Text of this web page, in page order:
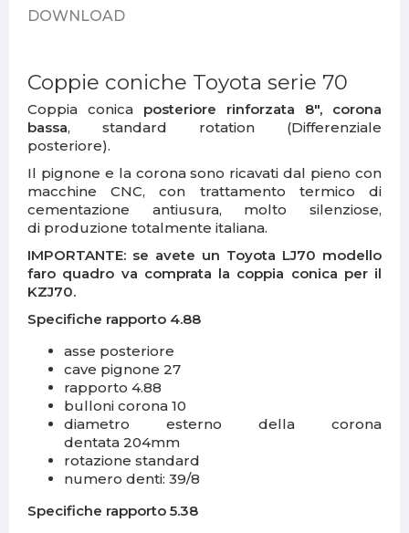
DOWNLOAD
Coppie coniche Toyota serie 70
Coppia conica posteriore rinforzata 8", corona
bassa, standard rotation (Differenziale
posteriore).
Il pignone e la corona sono ricavati dal pieno con
macchine CNC, con trattamento termico di
cementazione antiusura, molto silenziose,
di produzione totalmente italiana.
IMPORTANTE: se avete un Toyota LJ70 modello
faro quadro va comprata la coppia conica per il
KZJ70.
Specifiche rapporto 4.88
asse posteriore
cave pignone 27
rapporto 4.88
bulloni corona 10
diametro esterno della corona
dentata 204mm
rotazione standard
numero denti: 39/8
Specifiche rapporto 5.38